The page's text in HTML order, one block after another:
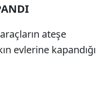
ateşe
evlerine kapandığı